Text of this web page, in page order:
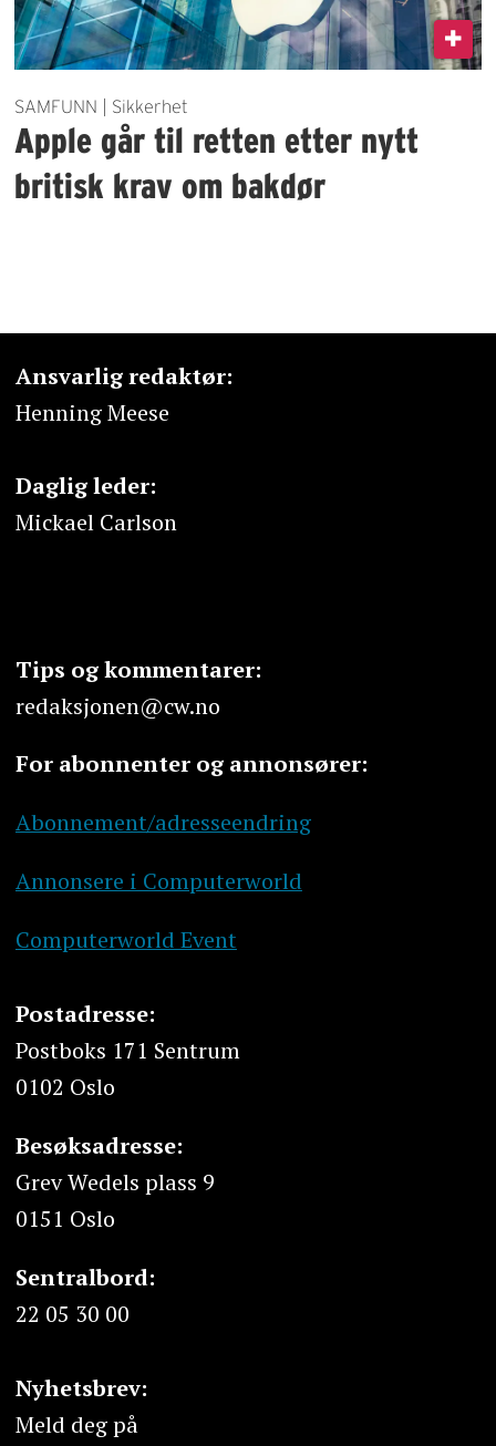
SAMFUNN | Sikkerhet
Apple går til retten etter nytt
britisk krav om bakdør
Ansvarlig redaktør:
Henning Meese
Daglig leder:
Mickael Carlson
Tips og kommentarer:
redaksjonen@cw.no
For abonnenter og annonsører:
Abonnement/adresseendring
Annonsere i Computerworld
Computerworld Event
Postadresse:
Postboks 171 Sentrum
0102 Oslo
Besøksadresse:
Grev Wedels plass 9
0151 Oslo
Sentralbord:
22 05 30 00
Nyhetsbrev:
Meld deg på